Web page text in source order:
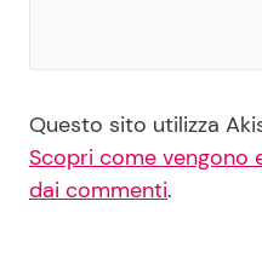
Questo sito utilizza
Scopri come vengono
dai commenti.